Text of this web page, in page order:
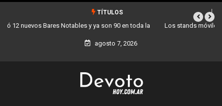
TÍTULOS
Los stands móviles de la Ciudad llegan esta semana a Villa Devoto
agosto 7, 2026